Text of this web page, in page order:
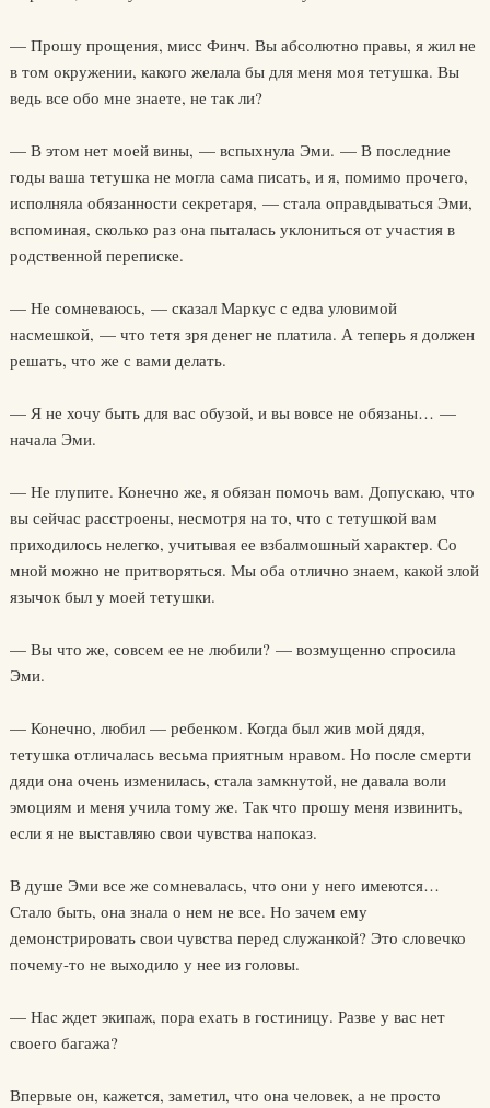
— Прошу прощения, мисс Финч. Вы абсолютно правы, я жил не
в том окружении, какого желала бы для меня моя тетушка. Вы
ведь все обо мне знаете, не так ли?
— В этом нет моей вины, — вспыхнула Эми. — В последние
годы ваша тетушка не могла сама писать, и я, помимо прочего,
исполняла обязанности секретаря, — стала оправдываться Эми,
вспоминая, сколько раз она пыталась уклониться от участия в
родственной переписке.
— Не сомневаюсь, — сказал Маркус с едва уловимой
насмешкой, — что тетя зря денег не платила. А теперь я должен
решать, что же с вами делать.
— Я не хочу быть для вас обузой, и вы вовсе не обязаны… —
начала Эми.
— Не глупите. Конечно же, я обязан помочь вам. Допускаю, что
вы сейчас расстроены, несмотря на то, что с тетушкой вам
приходилось нелегко, учитывая ее взбалмошный характер. Со
мной можно не притворяться. Мы оба отлично знаем, какой злой
язычок был у моей тетушки.
— Вы что же, совсем ее не любили? — возмущенно спросила
Эми.
— Конечно, любил — ребенком. Когда был жив мой дядя,
тетушка отличалась весьма приятным нравом. Но после смерти
дяди она очень изменилась, стала замкнутой, не давала воли
эмоциям и меня учила тому же. Так что прошу меня извинить,
если я не выставляю свои чувства напоказ.
В душе Эми все же сомневалась, что они у него имеются…
Стало быть, она знала о нем не все. Но зачем ему
демонстрировать свои чувства перед служанкой? Это словечко
почему-то не выходило у нее из головы.
— Нас ждет экипаж, пора ехать в гостиницу. Разве у вас нет
своего багажа?
Впервые он, кажется, заметил, что она человек, а не просто